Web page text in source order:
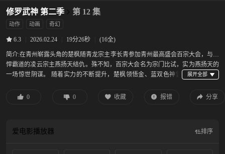
修罗武神 第二季 第 12 集
动作 动画 奇幻
6.3 2026.02.24 19分26秒 (16全)
简介:在青州崭露头角的楚枫随青龙宗主李长青参加青州最高盛会百宗大会，与强
悍霸道的凌云宗主燕扬天结仇。殊不知，百宗大会名为宗门比试，实为燕扬天的
一场惊世阴谋。 随着实力的不断提升，楚枫领悟金、蓝双色神雷
被双珠 夺舍，危在旦夕。为救好友，楚枫踏上万妖山寻宝之路，誓要以此救出紫
升下，楚枫寻得修罗鬼斧、救出妖猴王、成功搭救二苏，识破凌云宗主燕扬天的
0 0 收藏 报错 分享
爱电影播放器 排序